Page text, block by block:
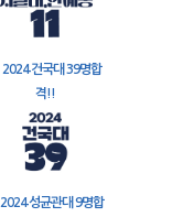
2024 건국대 39명합
격!!
2024 성균관대 9명합